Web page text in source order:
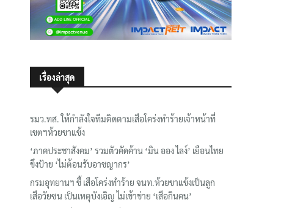
เรื่องล่าสุด
รมว.ทส. ให้กำลังใจทีมติดตามเสือโคร่งทำร้ายเจ้าหน้าที่
เขตฯห้วยขาแข้ง
‘ภาคประชาสังคม’ รวมตัวคัดค้าน ‘มิน ออง ไลง์’ เยือนไทย
ขึงป้าย ‘ไม่ต้อนรับอาชญากร’
กรมอุทยานฯ ชี้ เสือโคร่งทำร้าย จนท.ห้วยขาแข้งเป็นลูก
เสือวัยซน เป็นเหตุบังเอิญ ไม่เข้าข่าย ‘เสือกินคน’